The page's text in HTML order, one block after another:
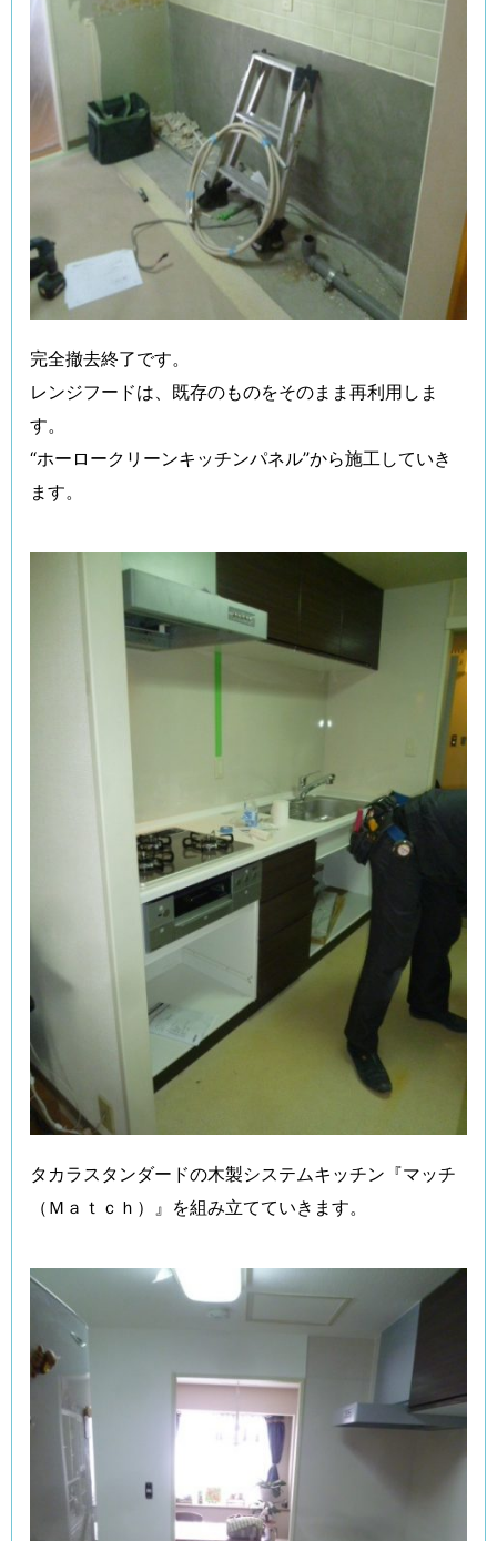
完全撤去終了です。
レンジフードは、既存のものをそのまま再利用しま
す。
“ホーロークリーンキッチンパネル”から施工していき
ます。
タカラスタンダードの木製システムキッチン『マッチ
（Ｍａｔｃｈ）』を組み立てていきます。